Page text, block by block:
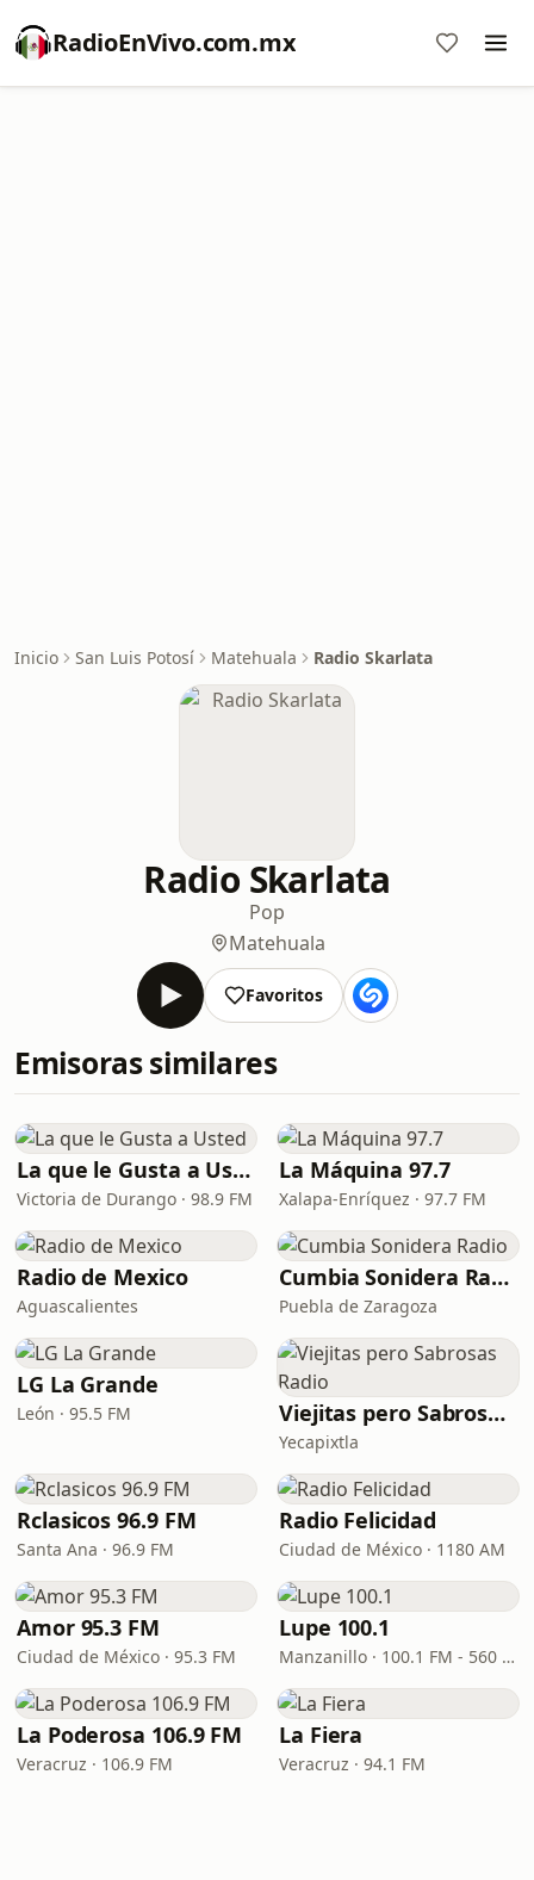
RadioEnVivo.com.mx
Inicio San Luis Potosí Matehuala Radio Skarlata
Radio Skarlata
Pop
Matehuala
Favoritos
Emisoras similares
La que le Gusta a Usted
Victoria de Durango · 98.9 FM
La Máquina 97.7
Xalapa-Enríquez · 97.7 FM
Radio de Mexico
Aguascalientes
Cumbia Sonidera Radio
Puebla de Zaragoza
LG La Grande
León · 95.5 FM Viejitas pero Sabrosas Radio
Yecapixtla
Rclasicos 96.9 FM
Santa Ana · 96.9 FM
Radio Felicidad
Ciudad de México · 1180 AM
Amor 95.3 FM
Ciudad de México · 95.3 FM
Lupe 100.1
Manzanillo · 100.1 FM - 560 AM
La Poderosa 106.9 FM
Veracruz · 106.9 FM
La Fiera
Veracruz · 94.1 FM